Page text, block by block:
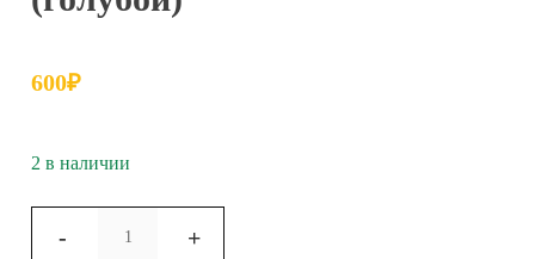
600₽
2 в наличии
-
товара
+